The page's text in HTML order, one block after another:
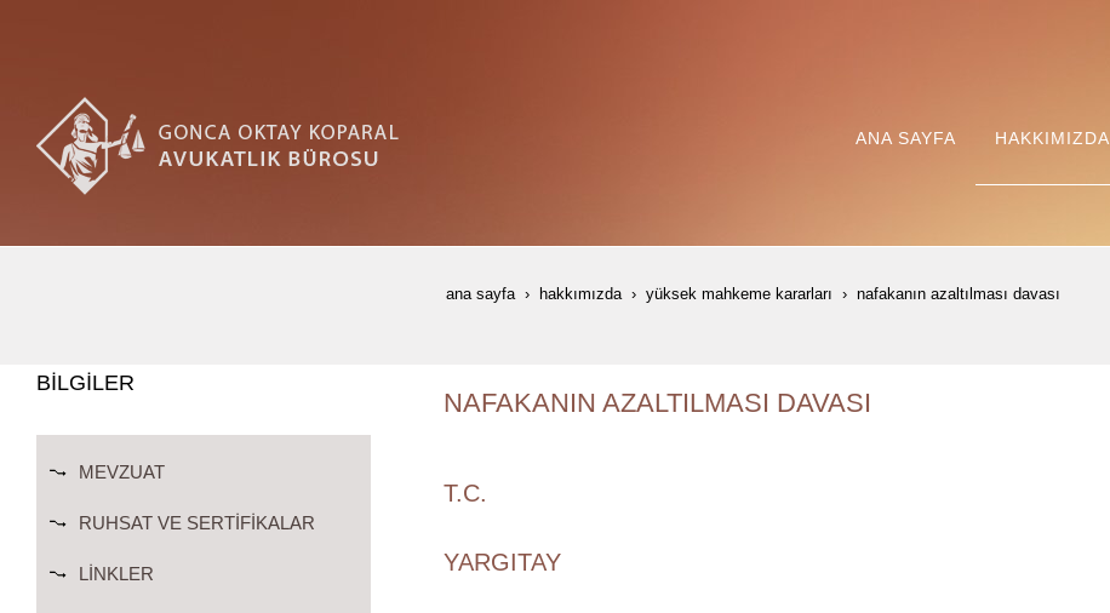
ANA SAYFA HAKKIMIZDA
ana sayfa hakkımızda yüksek mahkeme kararları nafakanin azaltilmasi davasi
NAFAKANIN AZALTILMASI DAVASI
T.C.
YARGITAY
BİLGİLER
MEVZUAT
RUHSAT VE SERTIFIKALAR
LINKLER